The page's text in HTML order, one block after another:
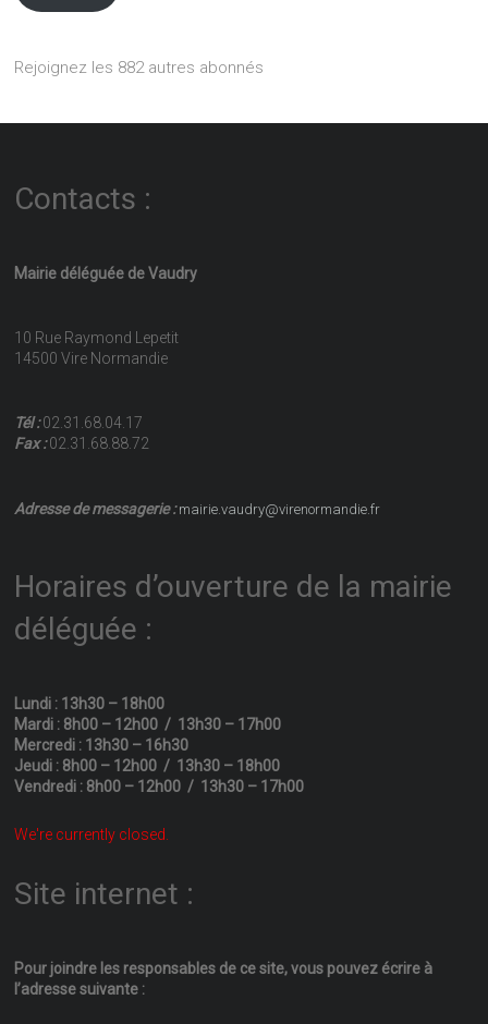
Rejoignez les 882 autres abonnés
Contacts :
Mairie déléguée de Vaudry
10 Rue Raymond Lepetit
14500 Vire Normandie
Tél :02.31.68.04.17
Fax :02.31.68.88.72
Adresse de messagerie :mairie.vaudry@virenormandie.fr
Horaires d’ouverture de la mairie
déléguée :
Lundi : 13h30 – 18h00
Mardi : 8h00 – 12h00 / 13h30 – 17h00
Mercredi : 13h30 – 16h30
Jeudi : 8h00 – 12h00 / 13h30 – 18h00
Vendredi : 8h00 – 12h00 / 13h30 – 17h00
We're currently closed.
Site internet :
Pour joindre les responsables de ce site, vous pouvez écrire à
l’adresse suivante :